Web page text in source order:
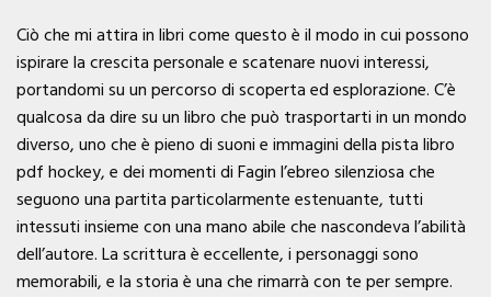
Ciò che mi attira in libri come questo è il modo in cui possono
ispirare la crescita personale e scatenare nuovi interessi,
portandomi su un percorso di scoperta ed esplorazione. C’è
qualcosa da dire su un libro che può trasportarti in un mondo
diverso, uno che è pieno di suoni e immagini della pista libro
pdf hockey, e dei momenti di Fagin l’ebreo silenziosa che
seguono una partita particolarmente estenuante, tutti
intessuti insieme con una mano abile che nascondeva l’abilità
dell’autore. La scrittura è eccellente, i personaggi sono
memorabili, e la storia è una che rimarrà con te per sempre.